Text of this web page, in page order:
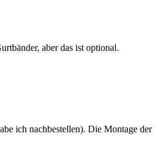
aber das ist optional.
ich nachbestellen). Die Montage der